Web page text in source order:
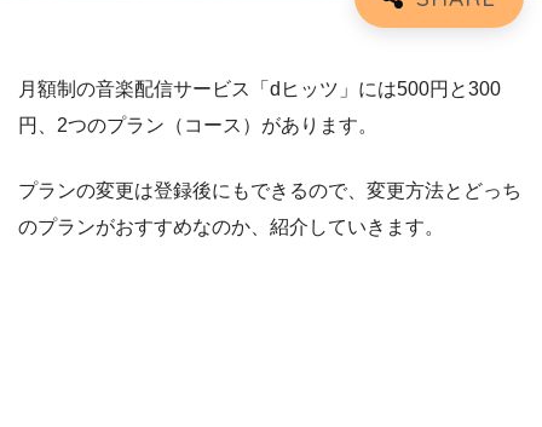
月額制の音楽配信サービス「dヒッツ」には500円と300
円、2つのプラン（コース）があります。
プランの変更は登録後にもできるので、変更方法とどっち
のプランがおすすめなのか、紹介していきます。